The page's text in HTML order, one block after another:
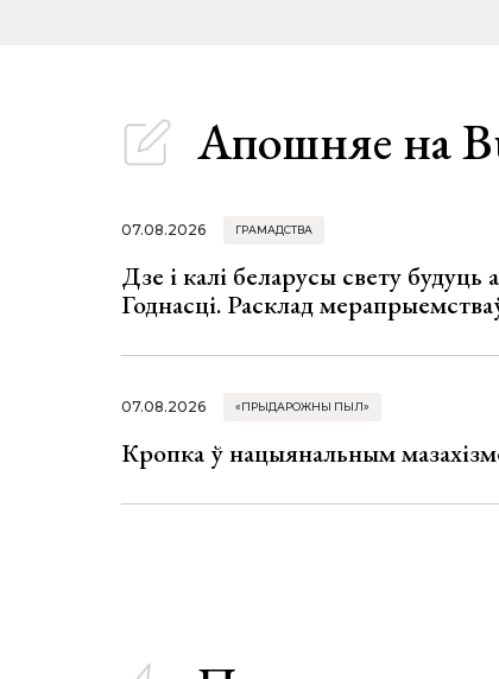
Апошняе на
07.08.2026 ГРАМАДСТВА
Дзе і калі беларусы свету будуць
Годнасці. Расклад
07.08.2026 «ПРЫДАРОЖНЫ ПЫЛ»
Кропка ў нацыянальным